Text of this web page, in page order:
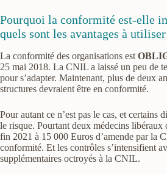
Pourquoi la conformité est-elle
quels sont les avantages à
La conformité des organisations est
25 mai 2018. La CNIL a laissé un peu de
pour s’adapter. Maintenant, plus de deux
structures devraient être en conformité.
Pour autant ce n’est pas le cas, et certains
le risque. Pourtant deux médecins libéraux
fin 2021 à 15 000 Euros d’amende par la
conformité. Et les contrôles s’intensifient
supplémentaires octroyés à la CNIL.